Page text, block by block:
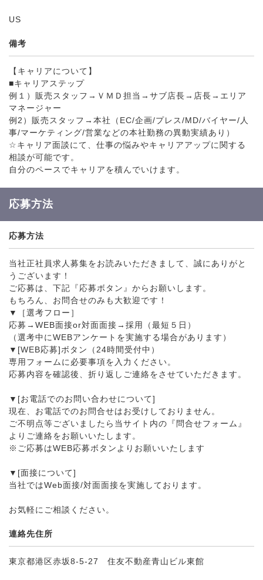
US
備考
【キャリアについて】
■キャリアステップ
例１）販売スタッフ→ＶＭＤ担当→サブ店長→店長→エリア
マネージャー
例2）販売スタッフ→本社（EC/企画/プレス/MD/バイヤー/人
事/マーケティング/営業などの本社勤務の異動実績あり）
☆キャリア面談にて、仕事の悩みやキャリアアップに関する
相談が可能です。
自分のペースでキャリアを積んでいけます。
応募方法
応募方法
当社正社員求人募集をお読みいただきまして、誠にありがと
うございます！
ご応募は、下記『応募ボタン』からお願いします。
もちろん、お問合せのみも大歓迎です！
▼［選考フロー］
応募→WEB面接or対面面接→採用（最短５日）
（選考中にWEBアンケートを実施する場合があります）
▼[WEB応募]ボタン（24時間受付中）
専用フォームに必要事項を入力ください。
応募内容を確認後、折り返しご連絡をさせていただきます。
▼[お電話でのお問い合わせについて]
現在、お電話でのお問合せはお受けしておりません。
ご不明点等ございましたら当サイト内の『問合せフォーム』
よりご連絡をお願いいたします。
※ご応募はWEB応募ボタンよりお願いいたします
▼[面接について]
当社ではWeb面接/対面面接を実施しております。
お気軽にご相談ください。
連絡先住所
東京都港区赤坂8-5-27 住友不動産青山ビル東館